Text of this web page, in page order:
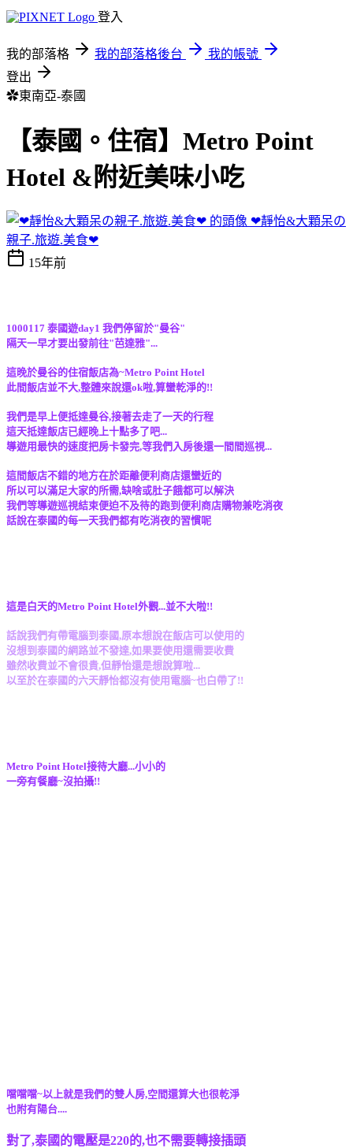
登入
我的部落格 我的部落格後台
我的帳號
登出
✿東南亞-泰國
【泰國。住宿】Metro Point
Hotel &附近美味小吃
❤靜怡&大顆呆の
親子.旅遊.美食❤
15年前
1000117 泰國遊day1 我們停留於"曼谷"
隔天一早才要出發前往"芭達雅"...
這晚於曼谷的住宿飯店為~Metro Point Hotel
此間飯店並不大,整體來說還ok啦,算蠻乾淨的!!
我們是早上便抵達曼谷,接著去走了一天的行程
這天抵達飯店已經晚上十點多了吧...
導遊用最快的速度把房卡發完,等我們入房後還一間間巡視...
這間飯店不錯的地方在於距離便利商店還蠻近的
所以可以滿足大家的所需,缺啥或肚子餓都可以解決
我們等導遊巡視結束便迫不及待的跑到便利商店購物兼吃消夜
話說在泰國的每一天我們都有吃消夜的習慣呢
這是白天的Metro Point Hotel外觀...並不大啦!!
話說我們有帶電腦到泰國,原本想說在飯店可以使用的
沒想到泰國的網路並不發達,如果要使用還需要收費
雖然收費並不會很貴,但靜怡還是想說算啦...
以至於在泰國的六天靜怡都沒有使用電腦~也白帶了!!
Metro Point Hotel接待大廳...小小的
一旁有餐廳~沒拍攝!!
噹噹噹~以上就是我們的雙人房,空間還算大也很乾淨
也附有陽台....
對了,泰國的電壓是220的,也不需要轉接插頭